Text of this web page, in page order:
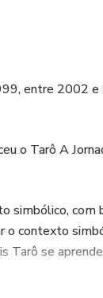
entre 2002
o Tarô A
simbólico, com
contexto
Tarô se
site